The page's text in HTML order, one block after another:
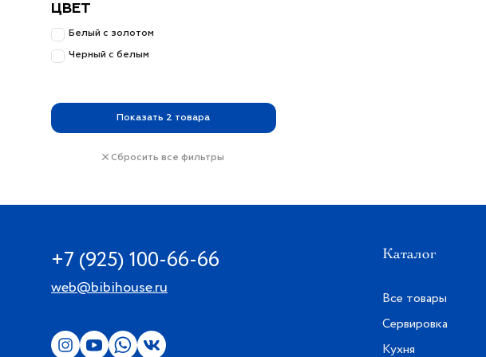
ЦВЕТ
Белый с золотом
Черный с белым
Показать 2 товара
Сбросить все фильтры
+7 (925) 100-66-66
web@bibihouse.ru
Каталог
Все товары
Сервировка
Кухня